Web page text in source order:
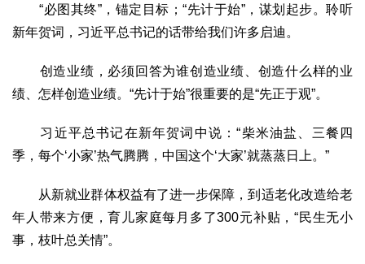
中国与世界 国际视点 国际合作 他山之石
生态文明 能源资源 环境保护 地方生态 休闲旅游
访谈 动态
津 冀 晋 蒙 辽 吉 黑 沪 苏 浙 皖
闽
赣
鲁 豫 鄂 湘 粤 桂 琼 渝 川 黔
藏
陕
甘 青 宁
“必图其终”，锚定目标；“先计于始”，谋划起步。聆听
新年贺词，习近平总书记的话带给我们许多启迪。
创造业绩，必须回答为谁创造业绩、创造什么样的业
绩、怎样创造业绩。“先计于始”很重要的是“先正于观”。
习近平总书记在新年贺词中说：“柴米油盐、三餐四
季，每个‘小家’热气腾腾，中国这个‘大家’就蒸蒸日上。”
从新就业群体权益有了进一步保障，到适老化改造给老
年人带来方便，育儿家庭每月多了300元补贴，“民生无小
事，枝叶总关情”。